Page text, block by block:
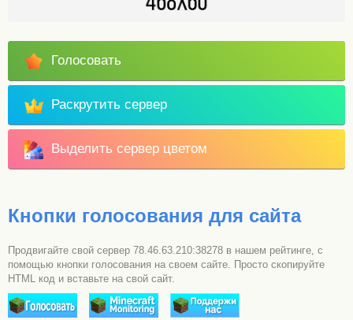
Голосовать
Раскрутить сервер
Выделить сервер цветом
Кнопки голосования для сайта
Продвигайте свой сервер 78.46.63.210:38278 в нашем рейтинге, с
помощью кнопки голосования на своем сайте. Просто скопируйте
HTML код и вставьте на свой сайт.